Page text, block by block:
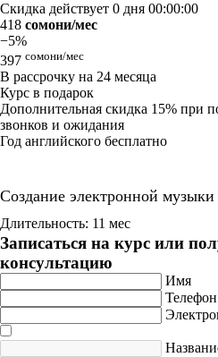
Скидка действует 0 дня 00:00:00
418 сомони/мес
−5%
397 сомони/мес
В рассрочку на 24 месяца
Курс в подарок
Дополнительная скидка 15% при
звонков и ожидания
Год английского бесплатно
Создание электронной музыки
Длительность: 11 мес
Записаться на курс или
консультацию
Имя
Телефон